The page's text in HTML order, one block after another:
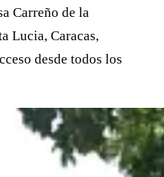
Carreño de la
Lucia, Caracas,
desde todos los